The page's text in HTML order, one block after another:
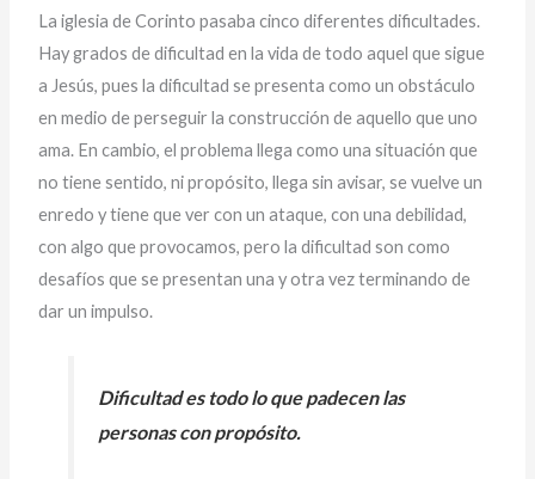
La iglesia de Corinto pasaba cinco diferentes dificultades.
Hay grados de dificultad en la vida de todo aquel que sigue
a Jesús, pues la dificultad se presenta como un obstáculo
en medio de perseguir la construcción de aquello que uno
ama. En cambio, el problema llega como una situación que
no tiene sentido, ni propósito, llega sin avisar, se vuelve un
enredo y tiene que ver con un ataque, con una debilidad,
con algo que provocamos, pero la dificultad son como
desafíos que se presentan una y otra vez terminando de
dar un impulso.
Dificultad es todo lo que padecen las
personas con propósito.